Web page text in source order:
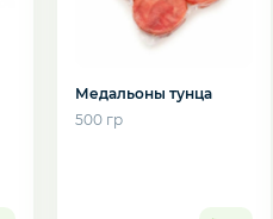
Медальоны тунца
500 гр